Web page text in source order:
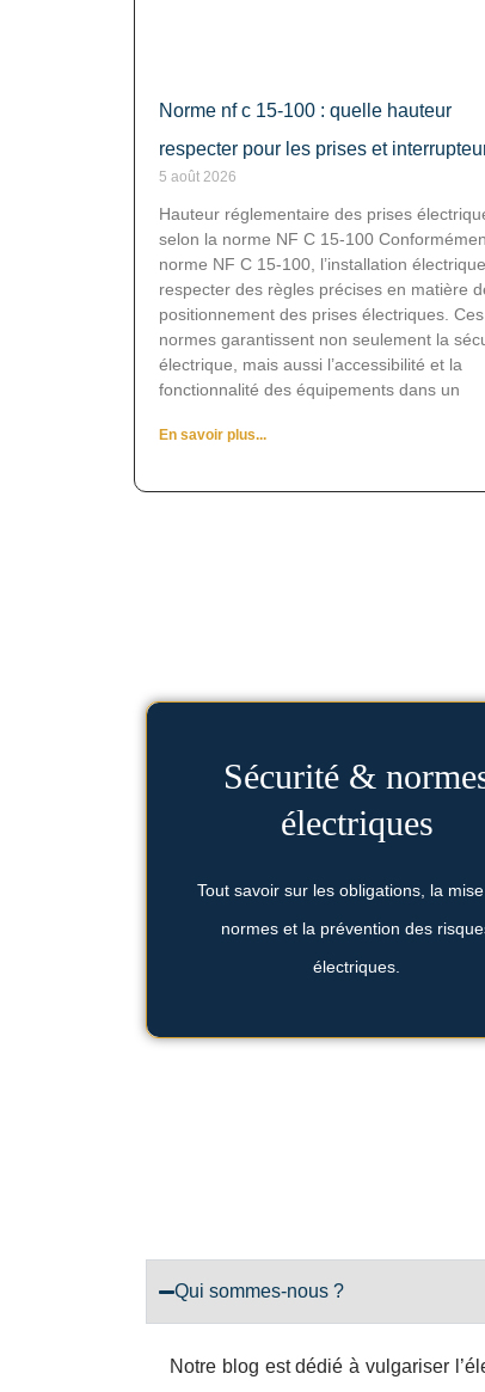
Norme nf c 15-100 : quelle hauteur
respecter pour les prises et
5 août 2026
Hauteur réglementaire des prises
selon la norme NF C 15-100
norme NF C 15-100, l’installation
respecter des règles précises en matière
positionnement des prises électriques. Ces
normes garantissent non seulement la
électrique, mais aussi l’accessibilité et la
fonctionnalité des équipements dans un
En savoir plus...
Sécurité &
électriques
Tout savoir sur les obligations, la
normes et la prévention des
électriques.
moderne et propre
équipements.
Qui sommes-nous ?
Notre blog est dédié à vulgariser